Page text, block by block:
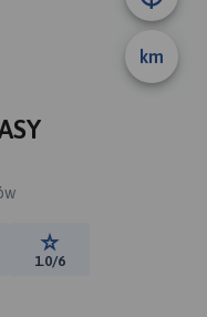
km
spadków:Ocena trasy:
1.0/6